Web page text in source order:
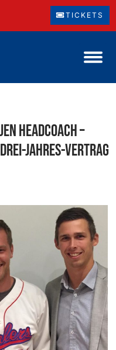
TICKETS
Headcoach –
Jahres-Vertrag